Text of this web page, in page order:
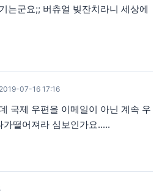
는군요;; 버츄얼 빚잔치라니 세상에
2019-07-16 17:16
국제 우편을 이메일이 아닌 계속 우
떨어져라 심보인가요.....